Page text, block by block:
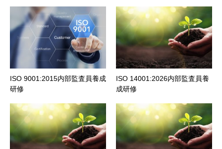
ISO 9001:2015内部監査員養成
研修
ISO 14001:2026内部監査員養
成研修